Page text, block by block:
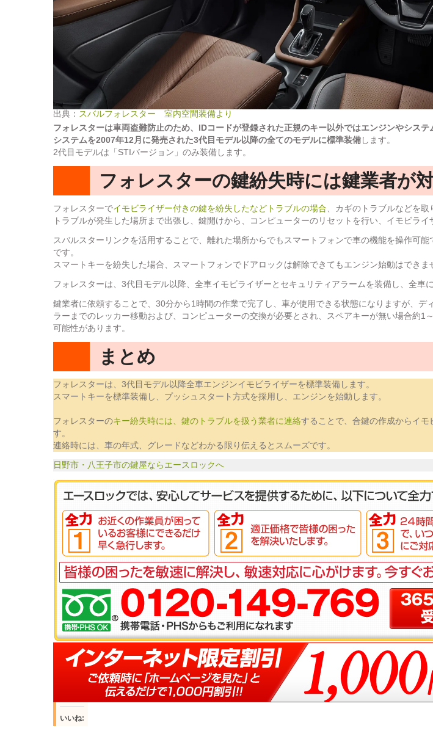
出典： スバルフォレスター 室内空間装備より
フォレスターは車両盗難防止のため、IDコードが登録された正規のキー以外ではエンジンやシス
システムを2007年12月に発売された3代目モデル以降の全てのモデルに標準装備 します。
2代目モデルは「STIバージョン」のみ装備します。
フォレスターの鍵紛失時には鍵業者が
フォレスターでイモビライザー付きの鍵を紛失したなどトラブルの場合 、カギのトラブルなどを
トラブルが発生した場所まで出張し、鍵開けから、コンピューターのリセットを行い、イモビライ
スバルスターリンクを活用することで、離れた場所からでもスマートフォンで車の機能を操作可
です。
スマートキーを紛失した場合、スマートフォンでドアロックは解除できてもエンジン始動はできま
フォレスターは、3代目モデル以降、全車イモビライザーとセキュリティアラームを装備し、全車
鍵業者に依頼することで、30分から1時間の作業で完了し、車が使用できる状態になりますが、デ
ラーまでのレッカー移動および、コンピューターの交換が必要とされ、スペアキーが無い場合約1
可能性があります。
まとめ
フォレスターは、3代目モデル以降全車エンジンイモビライザーを標準装備します。
スマートキーを標準装備し、プッシュスタート方式を採用し、エンジンを始動します。
フォレスターのキー紛失時には、鍵のトラブルを扱う業者に連絡することで、合鍵の作成からイモ
す。
連絡時には、車の年式、グレードなどわかる限り伝えるとスムーズです。
日野市・八王子市の鍵屋ならエースロックへ
いいね: